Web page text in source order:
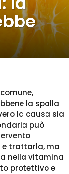
la spalla
la causa sia
può
e trattarla, ma
nella vitamina
protettivo e